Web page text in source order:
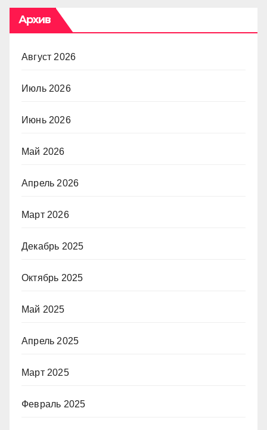
Архив
Август 2026
Июль 2026
Июнь 2026
Май 2026
Апрель 2026
Март 2026
Декабрь 2025
Октябрь 2025
Май 2025
Апрель 2025
Март 2025
Февраль 2025